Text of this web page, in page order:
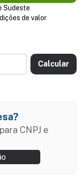
Sudeste
de valor
Calcular
CNPJ e